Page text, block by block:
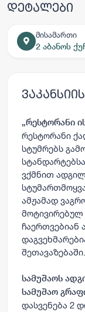
დეტალები
მისამართი
2 აბანოს
„რესტორანი
რესტორანი
სტუმრებს
ვქმნით
ამჟამად
მოტივირებულ
ჩაერთვებიან
შეთავაზებაში.
სამუშაოს
სამუშაო
დასვენება 2